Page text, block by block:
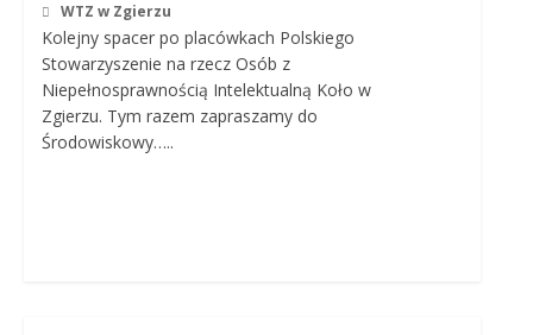
WTZ w Zgierzu
Kolejny spacer po placówkach Polskiego
Stowarzyszenie na rzecz Osób z
Niepełnosprawnością Intelektualną Koło w
Zgierzu. Tym razem zapraszamy do
Środowiskowy…..